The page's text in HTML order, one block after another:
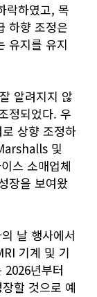
락하였고, 목
하향 조정은
유지를 유지
알려지지 않
정되었다. 우
상향 조정하
및
스 소매업체
장을 보여왔
날 행사에서
기계 및 기
년부터
할 것으로 예